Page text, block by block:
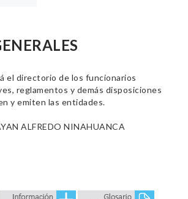
el directorio de los funcionarios
reglamentos y demás disposiciones
y emiten las entidades.
ALFREDO NINAHUANCA